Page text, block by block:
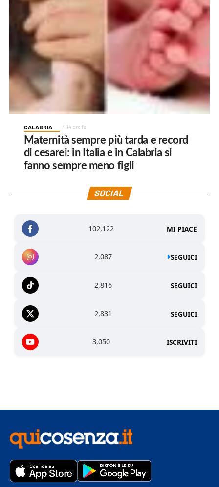
CALABRIA 14 ore fa
Maternità sempre più tarda e record
di cesarei: in Italia e in Calabria si
fanno sempre meno figli
SOCIAL
102,122 MI PIACE
2,087 SEGUICI
2,816 SEGUICI
2,831 SEGUICI
3,050 ISCRIVITI